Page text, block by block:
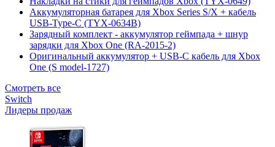
Аккумуляторная батарея для Xbox Series S/X + кабель
USB-Type-C (TYX-0634B)
Зарядный комплект - аккумулятор геймпада + шнур
зарядки для Xbox One (RA-2015-2)
Оригинальный аккумулятор + USB-C кабель для Xbox
One (S model-1727)
Смотреть все
Switch
Лидеры продаж